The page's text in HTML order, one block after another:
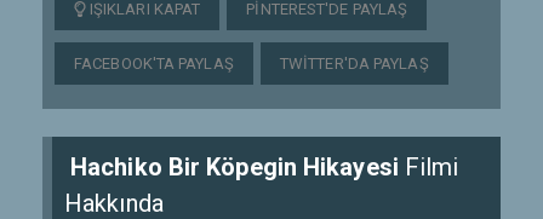
IŞIKLARI KAPAT PINTEREST'DE PAYLAŞ
FACEBOOK'TA PAYLAŞ TWITTER'DA PAYLAŞ
Hachiko Bir Köpegin Hikayesi Filmi
Hakkında